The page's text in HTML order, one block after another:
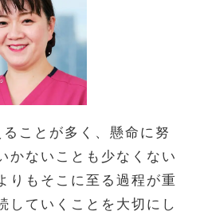
ことが多く、懸命に努
かないことも少なくない
りもそこに至る過程が重
していくことを大切にし